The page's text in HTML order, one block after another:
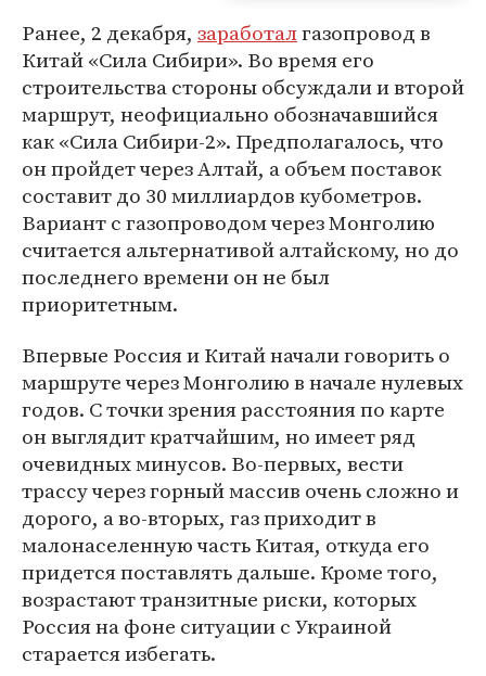
Ранее, 2 декабря, заработалгазопровод в
Китай «Сила Сибири». Во время его
строительства стороны обсуждали и второй
маршрут, неофициально обозначавшийся
как «Сила Сибири-2». Предполагалось, что
он пройдет через Алтай, а объем поставок
составит до 30 миллиардов кубометров.
Вариант с газопроводом через Монголию
считается альтернативой алтайскому, но до
последнего времени он не был
приоритетным.
Впервые Россия и Китай начали говорить о
маршруте через Монголию в начале нулевых
годов. С точки зрения расстояния по карте
он выглядит кратчайшим, но имеет ряд
очевидных минусов. Во-первых, вести
трассу через горный массив очень сложно и
дорого, а во-вторых, газ приходит в
малонаселенную часть Китая, откуда его
придется поставлять дальше. Кроме того,
возрастают транзитные риски, которых
Россия на фоне ситуации с Украиной
старается избегать.